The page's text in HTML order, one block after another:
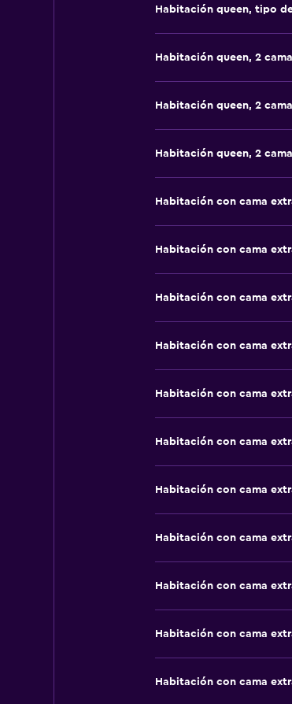
Habitación queen, tipo
Habitación queen, 2
Habitación queen, 2
Habitación queen, 2
Habitación con cama
Habitación con cama
Habitación con cama
Habitación con cama
Habitación con cama
Habitación con cama
Habitación con cama
Habitación con cama
Habitación con cama
Habitación con cama
Habitación con cama